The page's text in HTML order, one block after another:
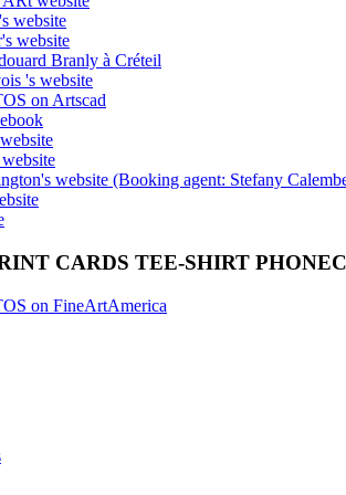
website
website
Branly à Créteil
's website
on Artscad
website (Booking agent: Stefany
CARDS TEE-SHIRT
on FineArtAmerica